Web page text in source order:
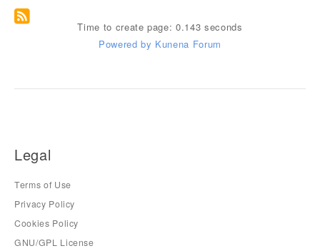
Time to create page: 0.143 seconds
Powered by Kunena Forum
Legal
Terms of Use
Privacy Policy
Cookies Policy
GNU/GPL License